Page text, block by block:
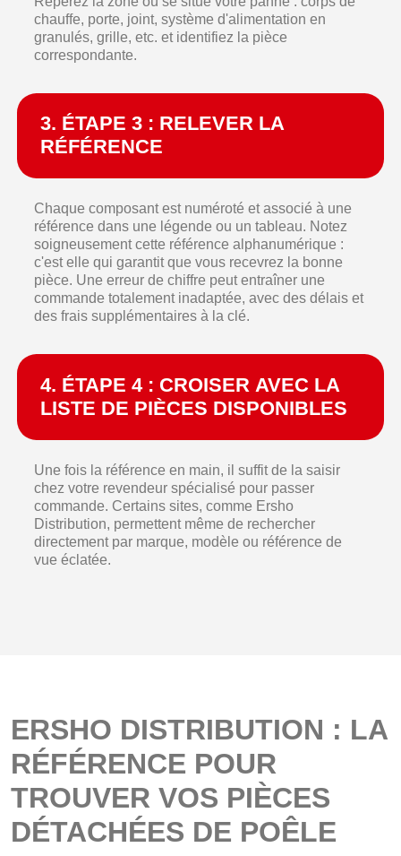
chauffe, porte, joint, système d'alimentation en
granulés, grille, etc. et identifiez la pièce
correspondante.
3. ÉTAPE 3 : RELEVER LA
RÉFÉRENCE
Chaque composant est numéroté et associé à une
référence dans une légende ou un tableau. Notez
soigneusement cette référence alphanumérique :
c'est elle qui garantit que vous recevrez la bonne
pièce. Une erreur de chiffre peut entraîner une
commande totalement inadaptée, avec des délais et
des frais supplémentaires à la clé.
4. ÉTAPE 4 : CROISER AVEC LA
LISTE DE PIÈCES DISPONIBLES
Une fois la référence en main, il suffit de la saisir
chez votre revendeur spécialisé pour passer
commande. Certains sites, comme Ersho
Distribution, permettent même de rechercher
directement par marque, modèle ou référence de
vue éclatée.
ERSHO DISTRIBUTION : LA
RÉFÉRENCE POUR
TROUVER VOS PIÈCES
DÉTACHÉES DE POÊLE